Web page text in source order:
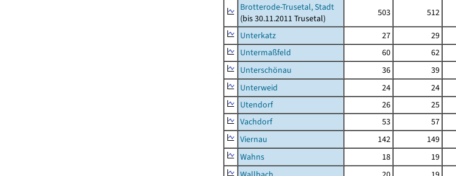
Brotterode-Trusetal, Stadt
(bis 30.11.2011 Trusetal)
503 512
Unterkatz
27 29
Untermaßfeld
60 62
Unterschönau
36 39
Unterweid
24 24
Utendorf
26 25
Vachdorf
53 57
Viernau
142 149
Wahns
18 19